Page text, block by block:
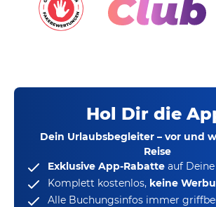
Hol Dir die
Dein Urlaubsbegleiter – vor und
Reise
Exklusive App-Rabatte auf
Komplett kostenlos, keine
Alle Buchungsinfos immer